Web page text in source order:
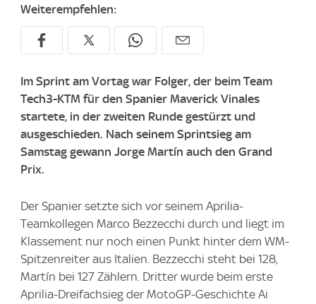
Weiterempfehlen:
Im Sprint am Vortag war Folger, der beim Team
Tech3-KTM für den Spanier Maverick Vinales
startete, in der zweiten Runde gestürzt und
ausgeschieden. Nach seinem Sprintsieg am
Samstag gewann Jorge Martín auch den Grand
Prix.
Der Spanier setzte sich vor seinem Aprilia-
Teamkollegen Marco Bezzecchi durch und liegt im
Klassement nur noch einen Punkt hinter dem WM-
Spitzenreiter aus Italien. Bezzecchi steht bei 128,
Martín bei 127 Zählern. Dritter wurde beim erste
Aprilia-Dreifachsieg der MotoGP-Geschichte Ai